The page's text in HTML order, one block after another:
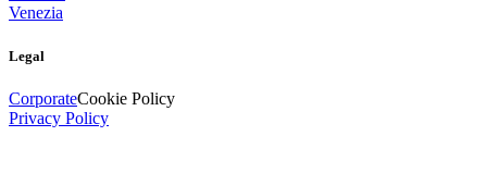
Venezia
Legal
CorporateCookie Policy
Privacy Policy